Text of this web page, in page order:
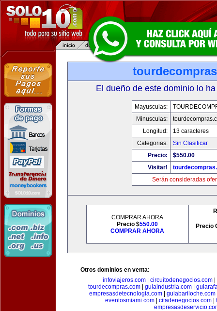
El dueño de este dominio lo
Mayusculas:
Minusculas:
Longitud:
13 caracteres
Categorias:
Sin Clasificar
Precio:
$550.00
Visitar!
Serán consideradas
COMPRAR AHORA
Precio $550.00
COMPRAR AHORA
Precio
Otros dominios en venta:
infoviajeros.com| circuitodenegocios.com|
tourdecompras.com| guiaindustria.com|
empresasdetecnologia.com| guiabariloche.com
eventosmiami.com
citadenegocios.com